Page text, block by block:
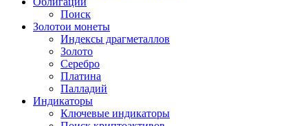
Поиск
Золотои монеты
Индексы драгметаллов
Золото
Серебро
Платина
Палладий
Индикаторы
Ключевые индикаторы